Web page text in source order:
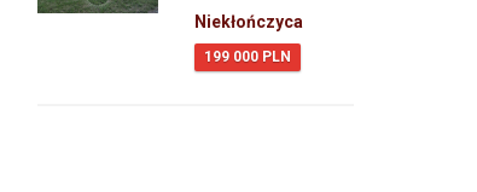
Niekłończyca
199 000 PLN